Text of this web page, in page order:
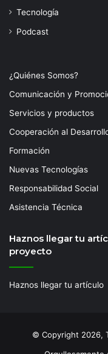
Tecnología
Podcast
¿Quiénes Somos?
Comunicación y
Servicios y productos
Cooperación al
Formación
Nuevas Tecnologías
Responsabilidad Social
Asistencia Técnica
Haznos llegar tu
proyecto
Haznos llegar tu artículo
© Copyright 2026,